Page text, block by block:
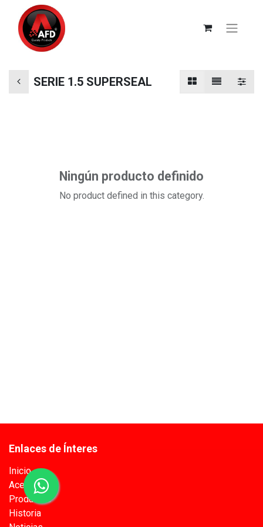
SERIE 1.5 SUPERSEAL
Ningún producto definido
No product defined in this category.
Enlaces de Ínteres
Inicio
Acerca de
Productos
Historia